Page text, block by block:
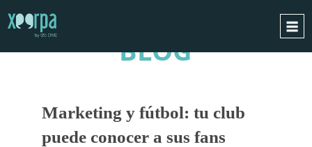
INTEGRACIONES
CASOS DE ÉXITO
BLOG
Marketing y fútbol: tu club
puede conocer a sus fans